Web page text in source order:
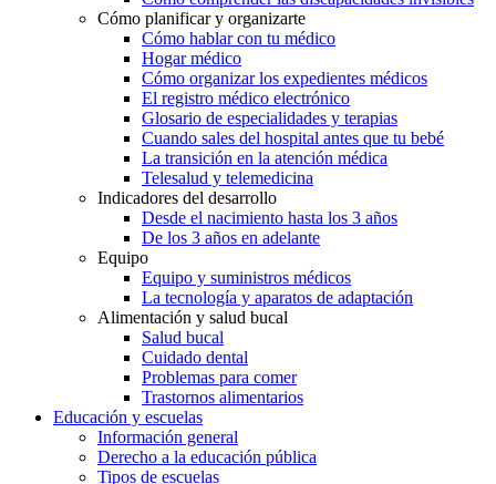
Cómo planificar y organizarte
Cómo hablar con tu médico
Hogar médico
Cómo organizar los expedientes médicos
El registro médico electrónico
Glosario de especialidades y terapias
Cuando sales del hospital antes que tu bebé
La transición en la atención médica
Telesalud y telemedicina
Indicadores del desarrollo
Desde el nacimiento hasta los 3 años
De los 3 años en adelante
Equipo
Equipo y suministros médicos
La tecnología y aparatos de adaptación
Alimentación y salud bucal
Salud bucal
Cuidado dental
Problemas para comer
Trastornos alimentarios
Educación y escuelas
Información general
Derecho a la educación pública
Tipos de escuelas